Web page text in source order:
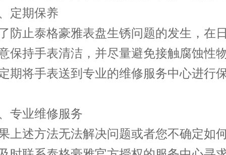
期保养
泰格豪雅表盘生锈问题的发生，在
保持手表清洁，并尽量避免接触腐蚀性
期将手表送到专业的维修服务中心进行
业维修服务
方法无法解决问题或者您不确定如